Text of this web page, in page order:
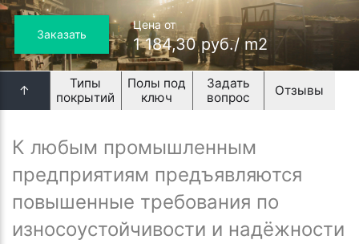
Заказать
Цена от
1 184,30 руб./ m2
↑
Типы
покрытий
Полы под
ключ
Задать
вопрос
Отзывы
К любым промышленным
предприятиям предъявляются
повышенные требования по
износоустойчивости и надёжности